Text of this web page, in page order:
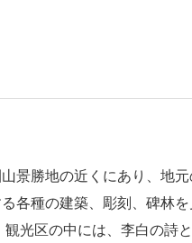
山景勝地の近くにあり、地
各種の建築、彫刻、碑林
光区の中には、李白の詩